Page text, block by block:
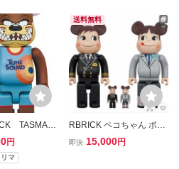
TASMANI
％ & 400％
ック ME
フィギュア
円
マ
送料無料
RBRICK ペコちゃん ポコ
ちゃん ANA ベアブリッ
即決 15,000円